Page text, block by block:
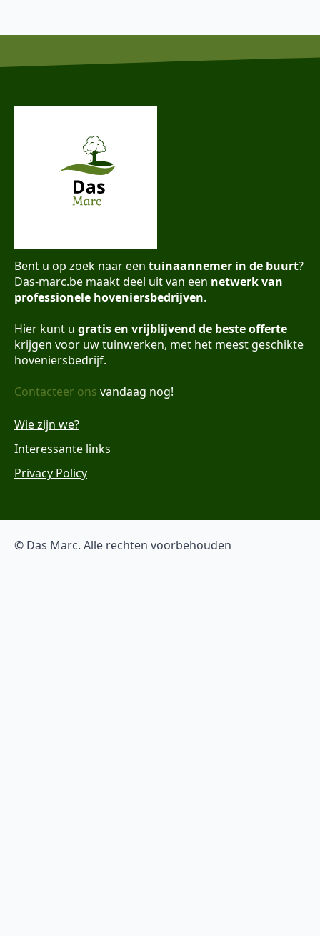
Bent u op zoek naar een tuinaannemer in de buurt?
Das-marc.be maakt deel uit van een netwerk van
professionele hoveniersbedrijven.
Hier kunt u gratis en vrijblijvend de beste offerte
krijgen voor uw tuinwerken, met het meest geschikte
hoveniersbedrijf.
Contacteer ons vandaag nog!
Wie zijn we?
Interessante links
Privacy Policy
© Das Marc. Alle rechten voorbehouden